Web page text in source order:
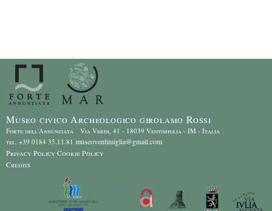
Museo civico Archeologico girolamo Rossi
Forte dell'Annunziata Via Verdi, 41 - 18039 Ventimiglia - IM - Italia
tel. +39 0184 35.11.81 museoventimiglia@gmail.com
Privacy Policy Cookie Policy
Credits